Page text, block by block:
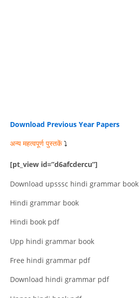
Download Previous Year Papers
अन्य महत्वपूर्ण पुस्तकें⤵️
[pt_view id=”d6afcdercu”]
Download upsssc hindi grammar book
Hindi grammar book
Hindi book pdf
Upp hindi grammar book
Free hindi grammar pdf
Download hindi grammar pdf